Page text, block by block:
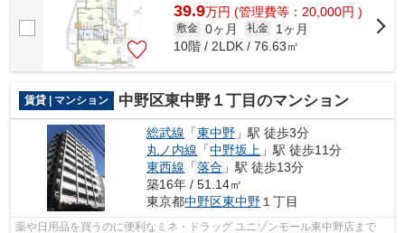
39.9万円 (管理費等：20,000円 )
敷金 0ヶ月 礼金
1ヶ月
10階 / 2LDK / 76.63㎡
賃貸 | マンション 中野区東中野１丁目のマンション
総武線 「東中野 」駅 徒歩3分
丸ノ内線 「中野坂上 」駅 徒歩11分
東西線 「落合 」駅 徒歩13分
築16年 / 51.14㎡
東京都中野区東中野１丁目
薬や日用品を買うのに便利なミネ・ドラッグ ユニゾンモール東中野店まで